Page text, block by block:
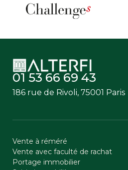
01 53 66 69 43
186 rue de Rivoli, 75001 Paris
Vente à réméré
Vente avec faculté de rachat
Portage immobilier